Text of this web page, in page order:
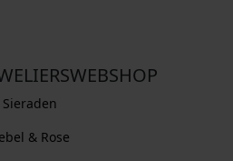
Sieraden
& Rose